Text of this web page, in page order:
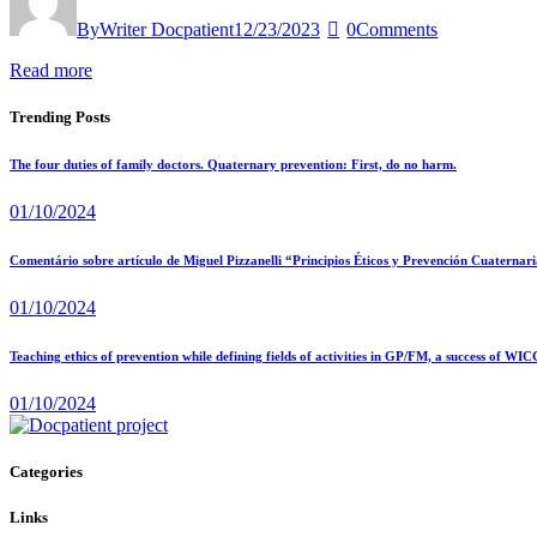
ByWriter Docpatient12/23/2023 0Comments
Read more
Trending Posts
The four duties of family doctors. Quaternary prevention: First, do no harm.
01/10/2024
Comentário sobre artículo de Miguel Pizzanelli “Principios Éticos y Prevención
01/10/2024
Teaching ethics of prevention while defining fields of activities in GP/FM, a success of
01/10/2024
Categories
Links